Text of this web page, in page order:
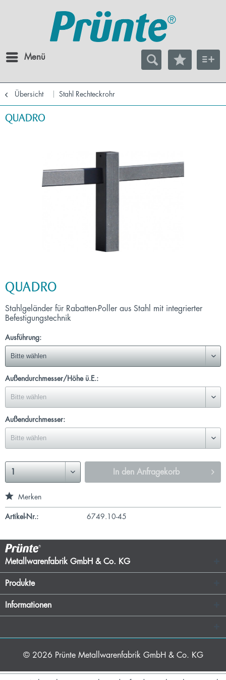
Menü
Übersicht Stahl Rechteckrohr
QUADRO
QUADRO
Stahlgeländer für Rabatten-Poller aus Stahl mit integrierter
Befestigungstechnik
Ausführung:
Außendurchmesser/Höhe ü.E.:
Außendurchmesser:
In den Anfragekorb
Merken
Artikel-Nr.: 6749.10-45
Metallwarenfabrik GmbH & Co. KG
Produkte
Informationen
© 2026 Prünte Metallwarenfabrik GmbH & Co. KG